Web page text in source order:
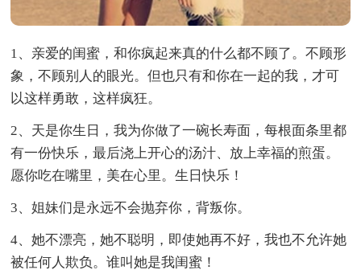
1、亲爱的闺蜜，和你疯起来真的什么都不顾了。不顾形
象，不顾别人的眼光。但也只有和你在一起的我，才可
以这样勇敢，这样疯狂。
2、天是你生日，我为你做了一碗长寿面，每根面条里都
有一份快乐，最后浇上开心的汤汁、放上幸福的煎蛋。
愿你吃在嘴里，美在心里。生日快乐！
3、姐妹们是永远不会抛弃你，背叛你。
4、她不漂亮，她不聪明，即使她再不好，我也不允许她
被任何人欺负。谁叫她是我闺蜜！